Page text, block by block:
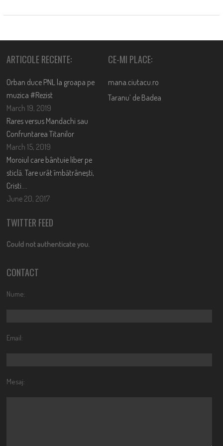
ARTICOLE RECENTE:
Orban duce PNL la groapa pe
muzica #Rezist
March 19, 2019
Rares versus Mandachi sau
Confruntarea Titanilor
March 15, 2019
Moroiul care bântuie liber pe
sticlă. Tare urât îmbătrânești,
Cristi….
June 20, 2017
CE-MI PLACE:
mana.ciutacu.ro
Taranu’ de Badea
TWITTER FEED
Could not authenticate you.
CONTACT
Nume:
Email:
Mesaj: